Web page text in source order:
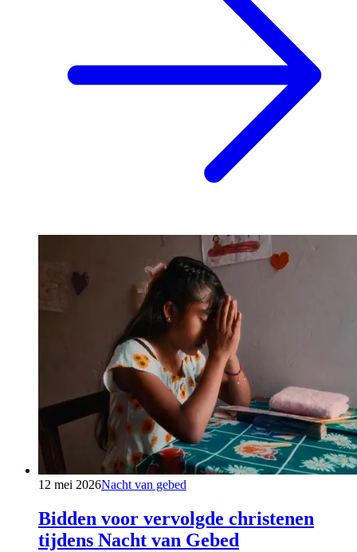
12 mei 2026Nacht van gebed
Bidden voor vervolgde christenen
tijdens Nacht van Gebed